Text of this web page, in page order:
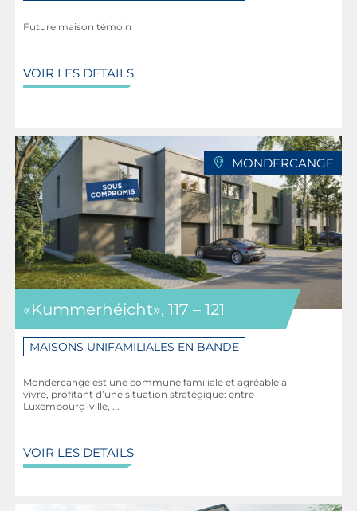
Future maison témoin
VOIR LES DETAILS
MONDERCANGE
«Kummerhéicht», 117 – 121
MAISONS UNIFAMILIALES EN BANDE
Mondercange est une commune familiale et agréable à
vivre, profitant d’une situation stratégique: entre
Luxembourg-ville, ...
VOIR LES DETAILS